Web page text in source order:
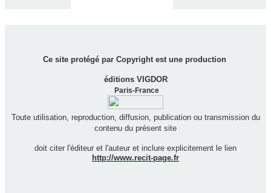
Ce site protégé par Copyright est une production
éditions VIGDOR
Paris-France
Toute utilisation, reproduction, diffusion, publication ou transmission du
contenu du présent site
doit citer l'éditeur et l'auteur et inclure explicitement le lien
http://www.recit-page.fr